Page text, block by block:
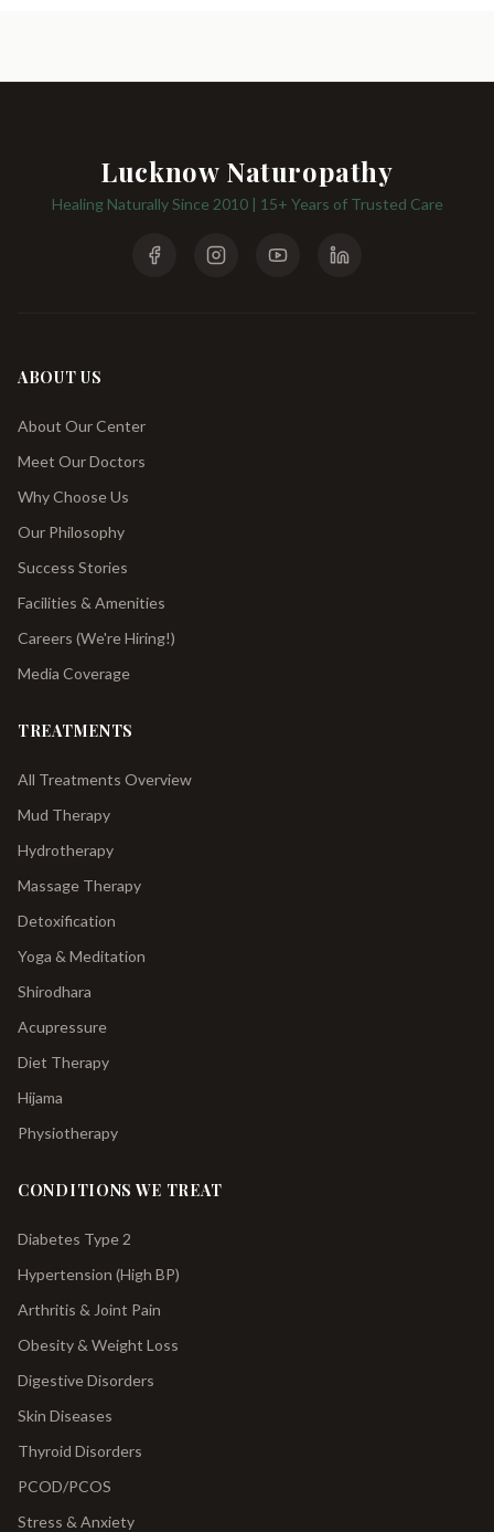
Lucknow Naturopathy
Healing Naturally Since 2010 | 15+ Years of Trusted Care
ABOUT US
About Our Center
Meet Our Doctors
Why Choose Us
Our Philosophy
Success Stories
Facilities & Amenities
Careers (We're Hiring!)
Media Coverage
TREATMENTS
All Treatments Overview
Mud Therapy
Hydrotherapy
Massage Therapy
Detoxification
Yoga & Meditation
Shirodhara
Acupressure
Diet Therapy
Hijama
Physiotherapy
CONDITIONS WE TREAT
Diabetes Type 2
Hypertension (High BP)
Arthritis & Joint Pain
Obesity & Weight Loss
Digestive Disorders
Skin Diseases
Thyroid Disorders
PCOD/PCOS
Stress & Anxiety